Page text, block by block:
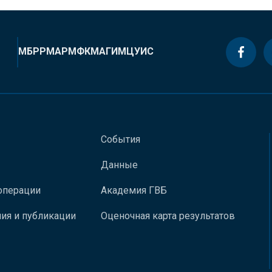
МБРРМАРМФКМАГИМЦУИС
и публикации
События
Данные
Академия ГВБ
Оценочная карта результатов